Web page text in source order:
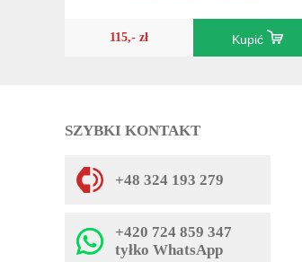
115,- zł Kupić
SZYBKI KONTAKT
+48 324 193 279
+420 724 859 347
tyłko WhatsApp